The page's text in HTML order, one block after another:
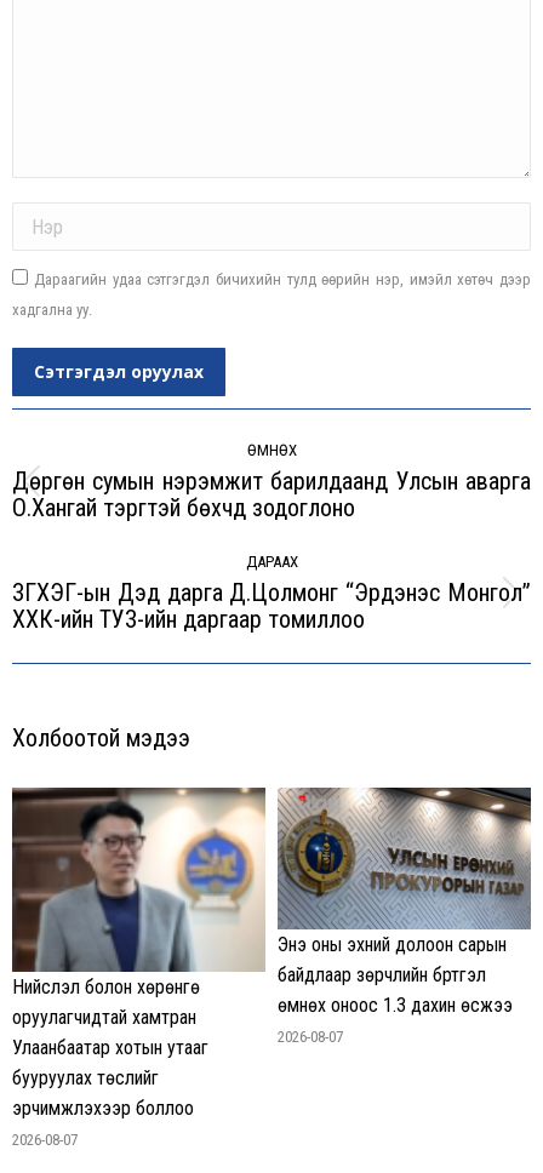
Дараагийн удаа сэтгэгдэл бичихийн тулд өөрийн нэр, имэйл хөтөч дээр
хадгална уу.
Сэтгэгдэл оруулах
ӨМНӨХ
Previous
post:
Дөргөн сумын нэрэмжит барилдаанд Улсын аварга
О.Хангай тэргүүтэй бөхчүүд зодоглоно
ДАРААХ
Next
ЗГХЭГ-ын Дэд дарга Д.Цолмонг “Эрдэнэс Монгол”
ХХК-ийн ТУЗ-ийн даргаар томиллоо
Холбоотой мэдээ
Нийслэл болон хөрөнгө
оруулагчидтай хамтран
Улаанбаатар хотын утааг
бууруулах төслийг
эрчимжүүлэхээр боллоо
2026-08-07
Энэ оны эхний долоон сарын
байдлаар зөрчлийн бүртгэл
өмнөх оноос 1.3 дахин өсжээ
2026-08-07